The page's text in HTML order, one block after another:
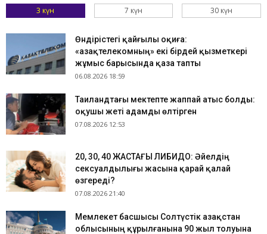
3 күн 7 күн 30 күн
Өндірістегі қайғылы оқиға:
«Қазақтелекомның» екі бірдей қызметкері
жұмыс барысында қаза тапты
06.08.2026 18:59
Таиландтағы мектепте жаппай атыс болды:
оқушы жеті адамды өлтірген
07.08.2026 12:53
​20, 30, 40 ЖАСТАҒЫ ЛИБИДО: Әйелдің
сексуалдылығы жасына қарай қалай
өзгереді?
07.08.2026 21:40
Мемлекет басшысы Солтүстік Қазақстан
облысының құрылғанына 90 жыл толуына